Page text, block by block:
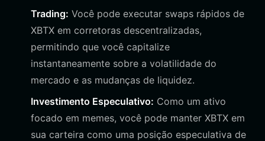
Trading: Você pode executar swaps rápidos de
XBTX em corretoras descentralizadas,
permitindo que você capitalize
instantaneamente sobre a volatilidade do
mercado e as mudanças de liquidez.
Investimento Especulativo: Como um ativo
focado em memes, você pode manter XBTX em
sua carteira como uma posição especulativa de